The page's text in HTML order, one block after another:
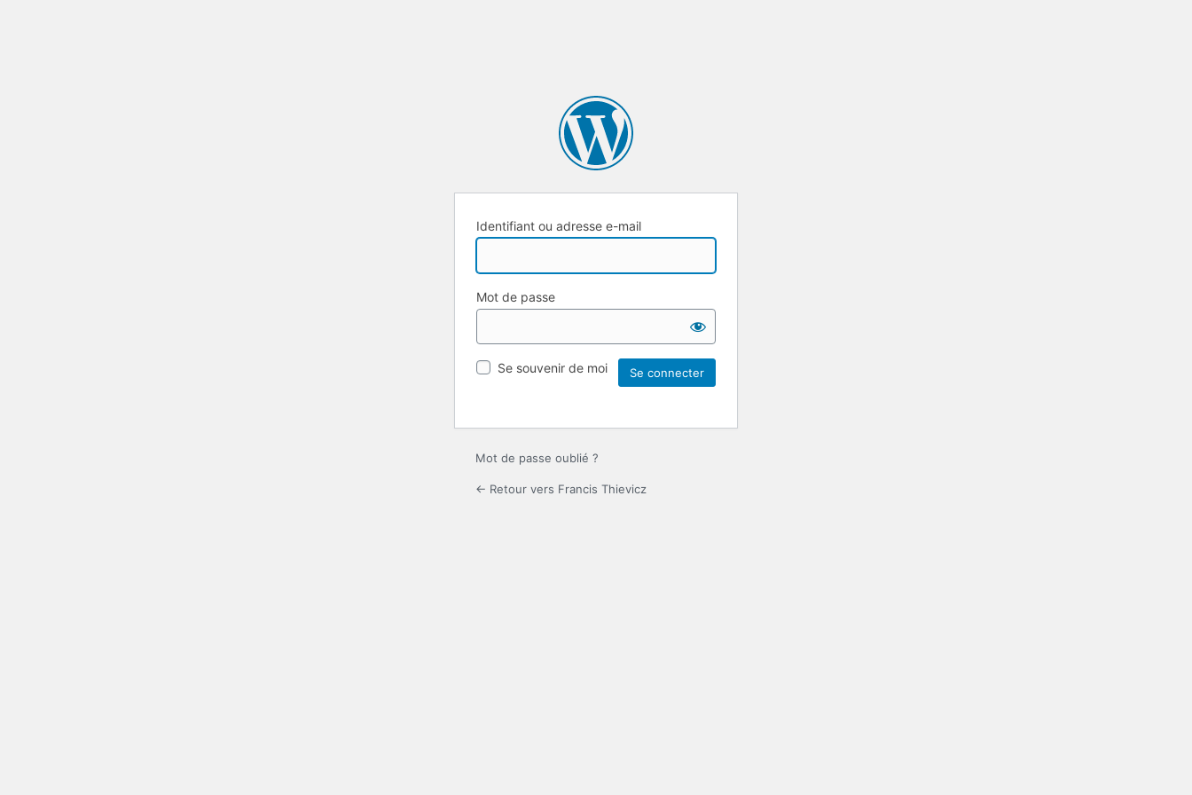
Identifiant ou adresse e-mail
Mot de passe
Se souvenir de moi
Mot de passe oublié ?
← Retour vers Francis Thievicz